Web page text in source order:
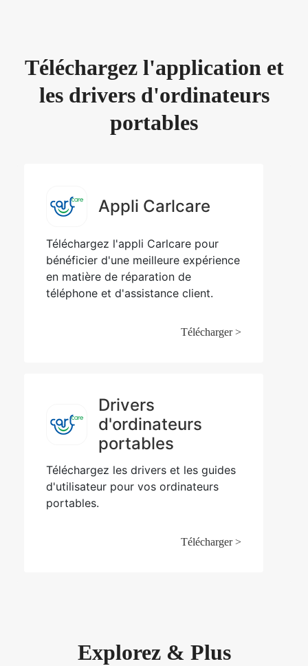
Téléchargez l'application et
les drivers d'ordinateurs
portables
Appli Carlcare
Téléchargez l'appli Carlcare pour
bénéficier d'une meilleure expérience
en matière de réparation de
téléphone et d'assistance client.
Télécharger >
Drivers
d'ordinateurs
portables
Téléchargez les drivers et les guides
d'utilisateur pour vos ordinateurs
portables.
Télécharger >
Explorez & Plus